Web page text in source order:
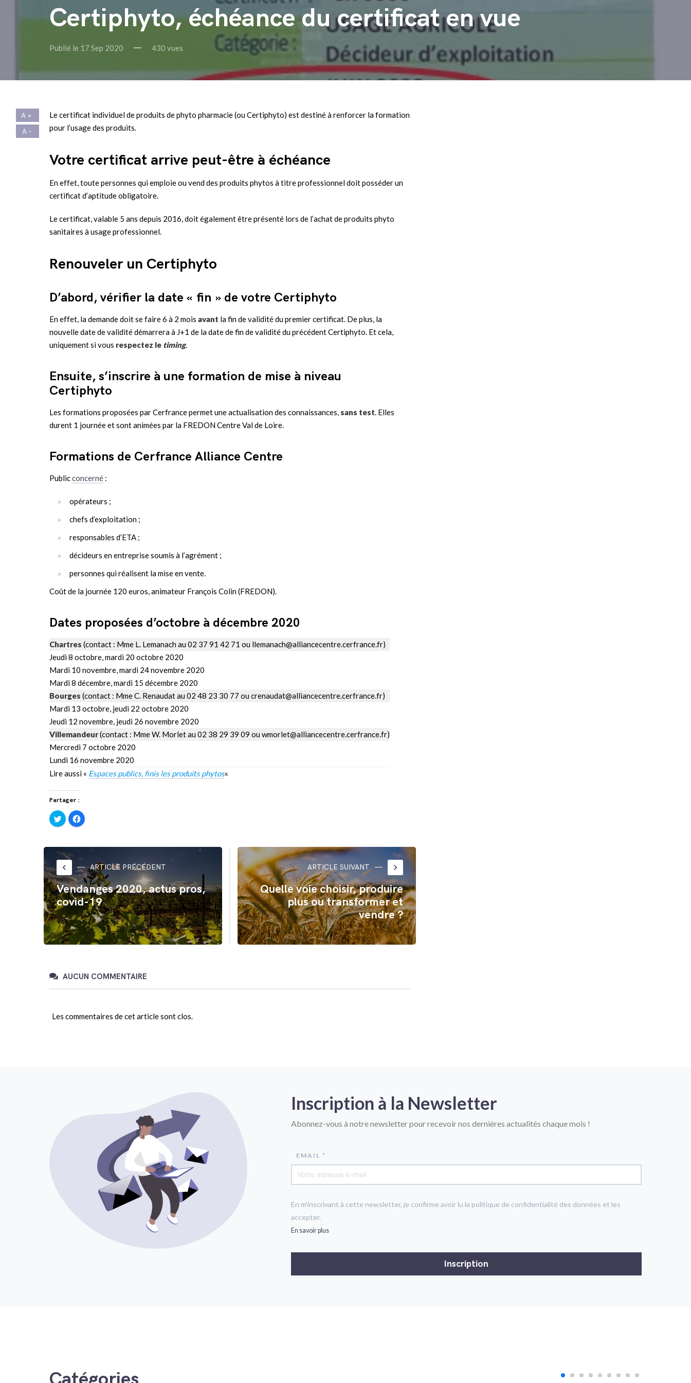
Certiphyto, échéance du certificat en vue
Publié le 17 Sep 2020 430 vues
Le certificat individuel de produits de phyto pharmacie (ou Certiphyto) est destiné à renforcer la formation
pour l’usage des produits.
Votre certificat arrive peut-être à échéance
En effet, toute personnes qui emploie ou vend des produits phytos à titre professionnel doit posséder un
certificat d’aptitude obligatoire.
Le certificat, valable 5 ans depuis 2016, doit également être présenté lors de l’achat de produits phyto
sanitaires à usage professionnel.
Renouveler un Certiphyto
D’abord, vérifier la date « fin » de votre Certiphyto
En effet, la demande doit se faire 6 à 2 mois avant la fin de validité du premier certificat. De plus, la
nouvelle date de validité démarrera à J+1 de la date de fin de validité du précédent Certiphyto. Et cela,
uniquement si vous respectez le timing.
Ensuite, s’inscrire à une formation de mise à niveau
Certiphyto
Les formations proposées par Cerfrance permet une actualisation des connaissances, sans test. Elles
durent 1 journée et sont animées par la FREDON Centre Val de Loire.
Formations de Cerfrance Alliance Centre
Publicconcerné :
opérateurs ;
chefs d’exploitation ;
responsables d’ETA ;
décideurs en entreprise soumis à l’agrément ;
personnes qui réalisent la mise en vente.
Coût de la journée 120 euros, animateur François Colin (FREDON).
Dates proposées d’octobre à décembre 2020
Chartres (contact : Mme L. Lemanach au 02 37 91 42 71 ou llemanach@alliancecentre.cerfrance.fr)
Jeudi 8 octobre, mardi 20 octobre 2020
Mardi 10 novembre, mardi 24 novembre 2020
Mardi 8 décembre, mardi 15 décembre 2020
Bourges (contact : Mme C. Renaudat au 02 48 23 30 77 ou crenaudat@alliancecentre.cerfrance.fr)
Mardi 13 octobre, jeudi 22 octobre 2020
Jeudi 12 novembre, jeudi 26 novembre 2020
Villemandeur(contact : Mme W. Morlet au 02 38 29 39 09 ou wmorlet@alliancecentre.cerfrance.fr)
Mercredi 7 octobre 2020
Lundi 16 novembre 2020
Lire aussi « Espaces publics, finis les produits phytos«
Partager :
Cliquez
pour
partager
dans
une
nouvelle
fenêtre)
Cliquez
pour
partager
dans
nouvelle
fenêtre)
keyboard_arrow_left ARTICLE PRÉCÉDENT
Vendanges 2020, actus pros,
covid-19
ARTICLE SUIVANT keyboard_arrow_right
Quelle voie choisir, produire
plus ou transformer et
vendre ?
AUCUN COMMENTAIRE
Les commentaires de cet article sont clos.
Inscription à la Newsletter
Abonnez-vous à notre newsletter pour recevoir nos dernières actualités chaque mois !
EMAIL *
En m'inscrivant à cette newsletter, je confirme avoir lu la politique de confidentialité des données et les
accepter.
En savoir plus